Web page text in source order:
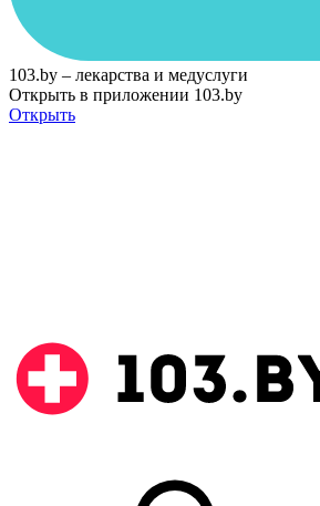
103.by – лекарства и медуслуги
Открыть в приложении 103.by
Открыть